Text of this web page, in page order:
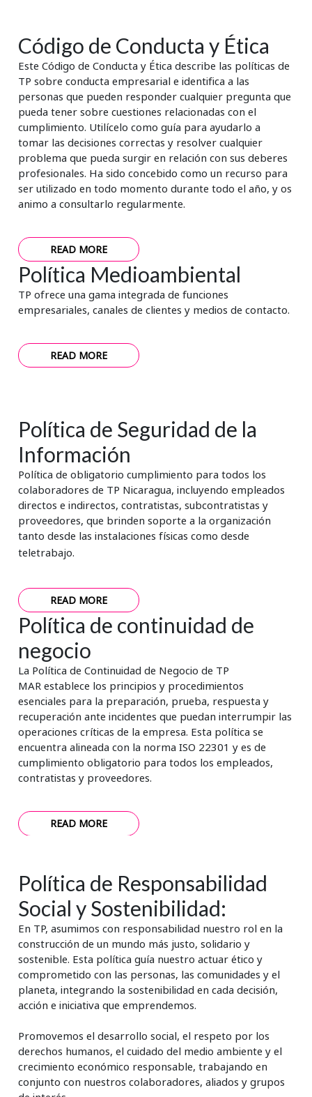
Código de Conducta y Ética
Este Código de Conducta y Ética describe las políticas de
TP sobre conducta empresarial e identifica a las
personas que pueden responder cualquier pregunta que
pueda tener sobre cuestiones relacionadas con el
cumplimiento. Utilícelo como guía para ayudarlo a
tomar las decisiones correctas y resolver cualquier
problema que pueda surgir en relación con sus deberes
profesionales. Ha sido concebido como un recurso para
ser utilizado en todo momento durante todo el año, y os
animo a consultarlo regularmente.
READ MORE
Política Medioambiental
TP ofrece una gama integrada de funciones
empresariales, canales de clientes y medios de contacto.
READ MORE
Política de Seguridad de la
Información
Política de obligatorio cumplimiento para todos los
colaboradores de TP Nicaragua, incluyendo empleados
directos e indirectos, contratistas, subcontratistas y
proveedores, que brinden soporte a la organización
tanto desde las instalaciones físicas como desde
teletrabajo.
READ MORE
Política de continuidad de
negocio
La Política de Continuidad de Negocio de TP
MAR establece los principios y procedimientos
esenciales para la preparación, prueba, respuesta y
recuperación ante incidentes que puedan interrumpir las
operaciones críticas de la empresa. Esta política se
encuentra alineada con la norma ISO 22301 y es de
cumplimiento obligatorio para todos los empleados,
contratistas y proveedores.
READ MORE
Política de Responsabilidad
Social y Sostenibilidad:
En TP, asumimos con responsabilidad nuestro rol en la
construcción de un mundo más justo, solidario y
sostenible. Esta política guía nuestro actuar ético y
comprometido con las personas, las comunidades y el
planeta, integrando la sostenibilidad en cada decisión,
acción e iniciativa que emprendemos.
Promovemos el desarrollo social, el respeto por los
derechos humanos, el cuidado del medio ambiente y el
crecimiento económico responsable, trabajando en
conjunto con nuestros colaboradores, aliados y grupos